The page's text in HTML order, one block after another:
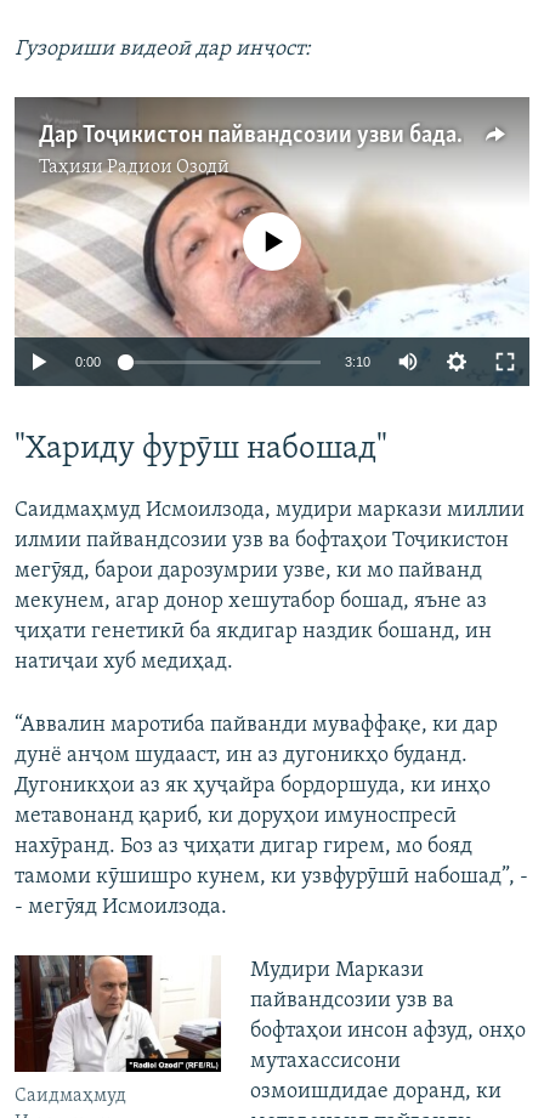
Гузориши видеоӣ дар инҷост:
Дар Тоҷикистон пайвандсозии узви бадан зиёд шудааст
ТаҳияиРадиои Озодӣ
720p 1080p
Феълан кор намекунад
0:00 3:10
1080p
"Хариду фурӯш набошад"
Саидмаҳмуд Исмоилзода, мудири маркази миллии
илмии пайвандсозии узв ва бофтаҳои Тоҷикистон
мегӯяд, барои дарозумрии узве, ки мо пайванд
мекунем, агар донор хешутабор бошад, яъне аз
ҷиҳати генетикӣ ба якдигар наздик бошанд, ин
натиҷаи хуб медиҳад.
“Аввалин маротиба пайванди муваффақе, ки дар
дунё анҷом шудааст, ин аз дугоникҳо буданд.
Дугоникҳои аз як ҳуҷайра бордоршуда, ки инҳо
метавонанд қариб, ки доруҳои имуноспресӣ
нахӯранд. Боз аз ҷиҳати дигар гирем, мо бояд
тамоми кӯшишро кунем, ки узвфурӯшӣ набошад”, -
- мегӯяд Исмоилзода.
Саидмаҳмуд
Мудири Маркази
пайвандсозии узв ва
бофтаҳои инсон афзуд, онҳо
мутахассисони
озмоишдидае доранд, ки